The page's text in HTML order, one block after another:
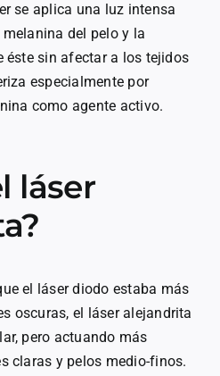
se aplica una luz intensa
del pelo y la
éste sin afectar a los tejidos
especialmente por
como agente activo.
láser
el láser diodo estaba más
oscuras, el láser alejandrita
pero actuando más
claras y pelos medio-finos.